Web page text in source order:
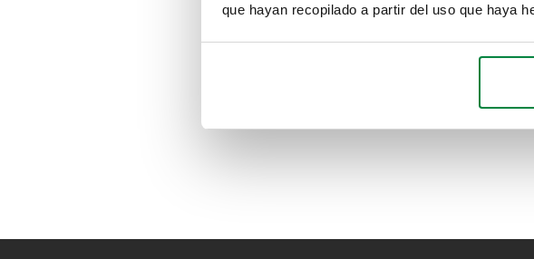
que hayan recopilado a partir del uso que haya